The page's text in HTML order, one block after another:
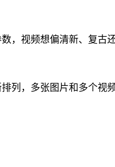
，视频想偏清新、复古
列，多张图片和多个视